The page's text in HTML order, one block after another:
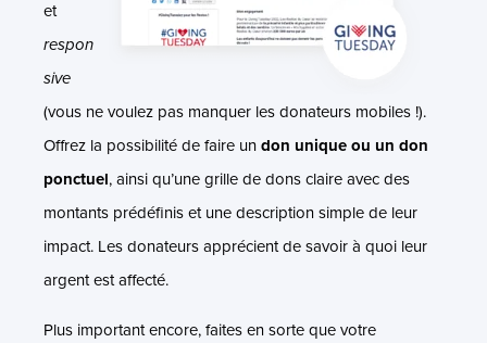
et
respon
sive
(vous ne voulez pas manquer les donateurs mobiles !).
Offrez la possibilité de faire undon unique ou un don
ponctuel, ainsi qu’une grille de dons claire avec des
montants prédéfinis et une description simple de leur
impact. Les donateurs apprécient de savoir à quoi leur
argent est affecté.
Plus important encore, faites en sorte que votre